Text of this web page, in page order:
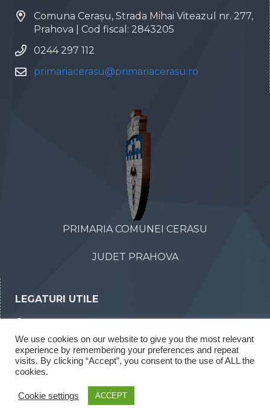
Comuna Cerașu, Strada Mihai Viteazul nr. 277,
Prahova | Cod fiscal: 2843205
0244 297 112
primariacerasu@primariacerasu.ro
PRIMARIA COMUNEI CERASU
JUDET PRAHOVA
LEGATURI UTILE
Declaratii de interese
Rapoarte legea 52/2003
We use cookies on our website to give you the most relevant
experience by remembering your preferences and repeat
visits. By clicking “Accept”, you consent to the use of ALL the
cookies.
Cookie settings ACCEPT